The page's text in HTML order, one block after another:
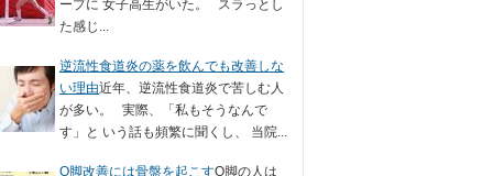
ープに 女子高生がいた。 スラっとし
た感じ...
逆流性食道炎の薬を飲んでも改善しな
い理由近年、逆流性食道炎で苦しむ人
が多い。 実際、「私もそうなんで
す」と いう話も頻繁に聞くし、 当院...
O脚改善には骨盤を起こすO脚の人は